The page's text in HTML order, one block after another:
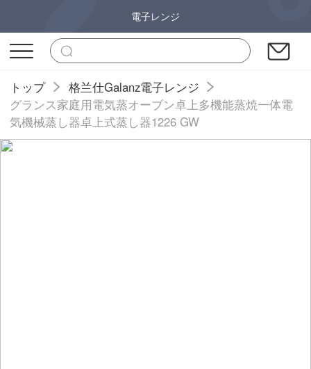
電子レンジ
トップ
格兰仕Galanz電子レンジ
グランス家庭用電気蒸オーブン卓上多機能蒸焼一体電
気機械蒸し器卓上式蒸し器1226 GW